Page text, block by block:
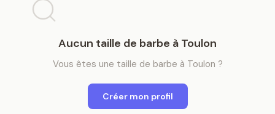
Aucun taille de barbe à Toulon
Vous êtes une taille de barbe à Toulon ?
Créer mon profil